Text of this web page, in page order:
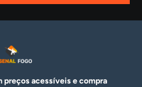
preços acessíveis e compra